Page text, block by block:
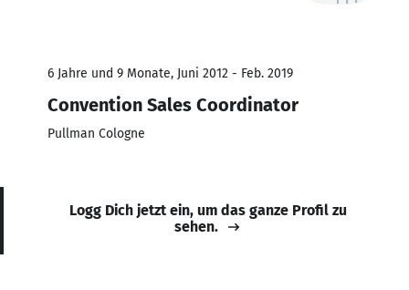
6 Jahre und 9 Monate, Juni 2012 - Feb. 2019
Convention Sales Coordinator
Pullman Cologne
Logg Dich jetzt ein, um das ganze Profil zu
sehen.